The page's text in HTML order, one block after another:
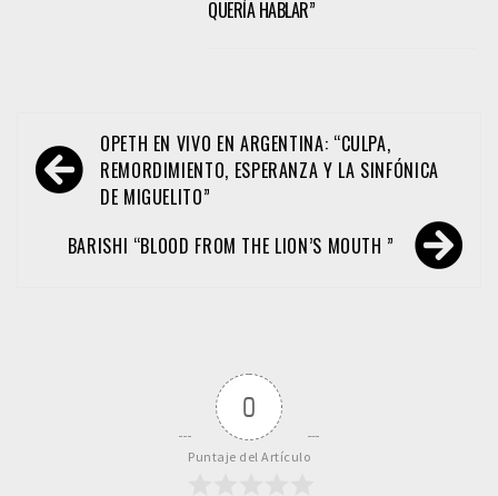
QUERÍA HABLAR”
Navegación
de
entradas
OPETH EN VIVO EN ARGENTINA: “CULPA,
REMORDIMIENTO, ESPERANZA Y LA SINFÓNICA
DE MIGUELITO”
BARISHI “BLOOD FROM THE LION’S MOUTH ”
0
Puntaje del Artículo